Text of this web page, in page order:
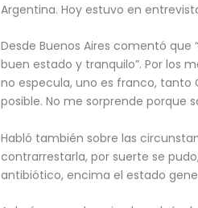
Argentina. Hoy estuvo en
Desde Buenos Aires comentó
buen estado y tranquilo”. Por los
no especula, uno es franco, tanto
posible. No me sorprende porque
Habló también sobre las
contrarrestarla, por suerte se
antibiótico, encima el estado